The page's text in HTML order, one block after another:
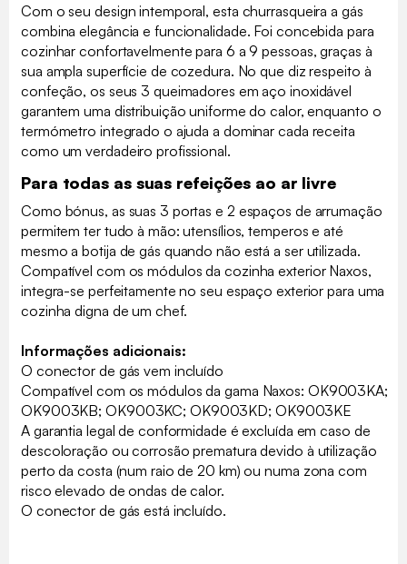
Com o seu design intemporal, esta churrasqueira a gás
combina elegância e funcionalidade. Foi concebida para
cozinhar confortavelmente para 6 a 9 pessoas, graças à
sua ampla superfície de cozedura. No que diz respeito à
confeção, os seus 3 queimadores em aço inoxidável
garantem uma distribuição uniforme do calor, enquanto o
termómetro integrado o ajuda a dominar cada receita
como um verdadeiro profissional.
Para todas as suas refeições ao ar livre
Como bónus, as suas 3 portas e 2 espaços de arrumação
permitem ter tudo à mão: utensílios, temperos e até
mesmo a botija de gás quando não está a ser utilizada.
Compatível com os módulos da cozinha exterior Naxos,
integra-se perfeitamente no seu espaço exterior para uma
cozinha digna de um chef.
Informações adicionais:
O conector de gás vem incluído
Compatível com os módulos da gama Naxos: OK9003KA;
OK9003KB; OK9003KC; OK9003KD; OK9003KE
A garantia legal de conformidade é excluída em caso de
descoloração ou corrosão prematura devido à utilização
perto da costa (num raio de 20 km) ou numa zona com
risco elevado de ondas de calor.
O conector de gás está incluído.